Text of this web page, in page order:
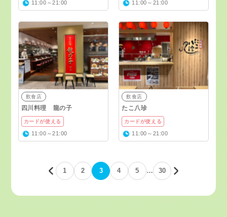
11:00～21:00 11:00～21:00
飲食店
四川料理 龍の子
カードが使える
11:00～21:00
飲食店
たこ八珍
カードが使える
11:00～21:00
1 2 3 4 5 … 30